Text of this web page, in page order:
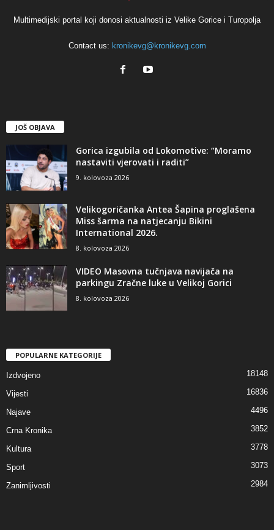
Multimedijski portal koji donosi aktualnosti iz Velike Gorice i Turopolja
Contact us: kronikevg@kronikevg.com
JOŠ OBJAVA
Gorica izgubila od Lokomotive: “Moramo
nastaviti vjerovati i raditi”
9. kolovoza 2026
Velikogoričanka Antea Šapina proglašena
Miss šarma na natjecanju Bikini
International 2026.
8. kolovoza 2026
VIDEO Masovna tučnjava navijača na
parkingu Zračne luke u Velikoj Gorici
8. kolovoza 2026
POPULARNE KATEGORIJE
Izdvojeno 18148
Vijesti 16836
Najave 4496
Crna Kronika 3852
Kultura 3778
Sport 3073
Zanimljivosti 2984